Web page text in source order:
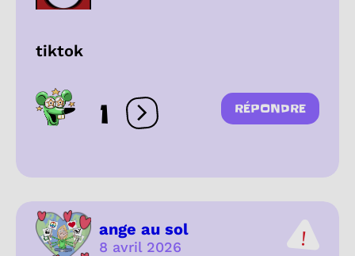
tiktok
1 Ouvrir les réactions
RÉPONDRE
ange au sol
8 avril 2026